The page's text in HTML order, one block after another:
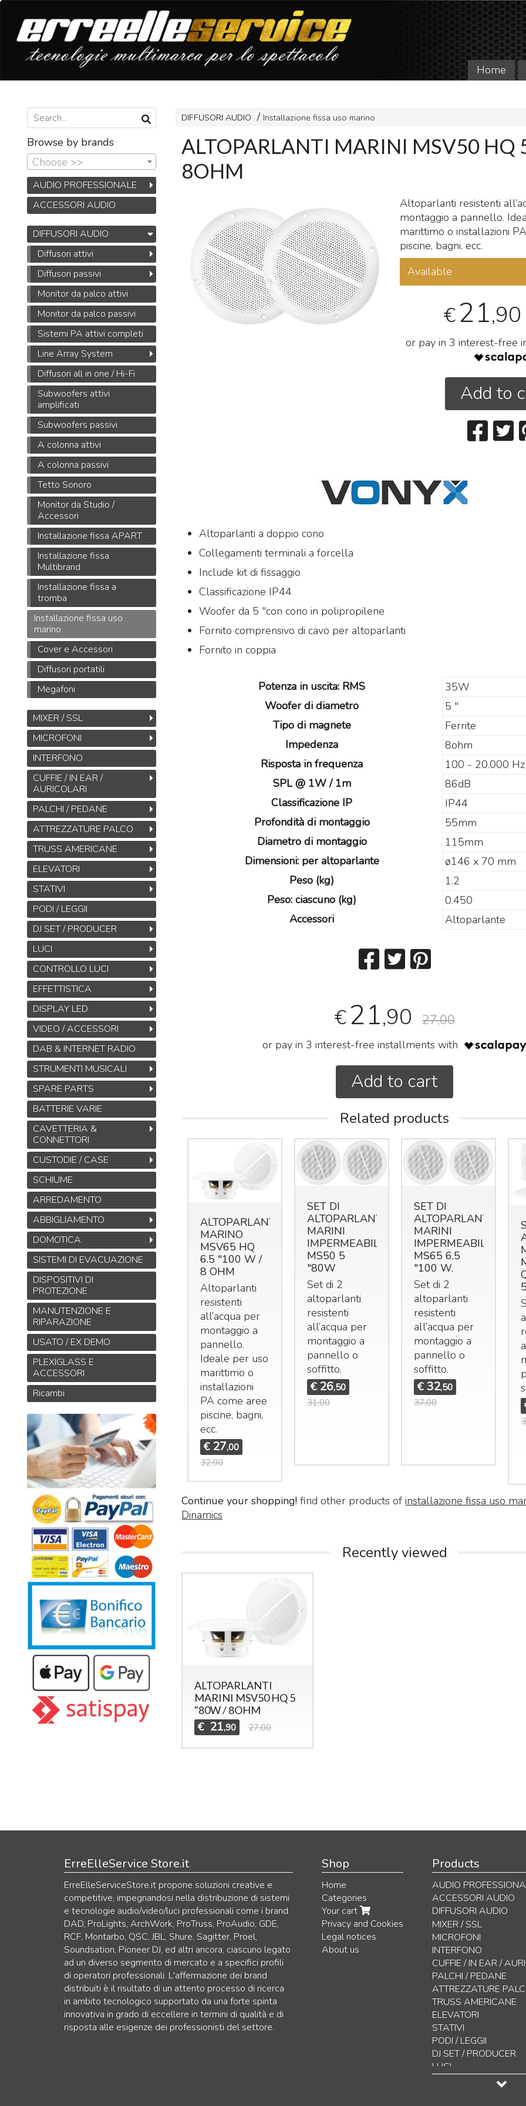
Home
DIFFUSORI AUDIO Installazione fissa uso marino
ALTOPARLANTI MARINI MSV50 HQ
8OHM
Altoparlanti resistenti
montaggio a pannello.
marittimo o installazioni
piscine, bagni, ecc.
Available
€21,90
or pay in 3 interest-free
Add to
Altoparlanti a doppio cono
Collegamenti terminali a forcella
Include kit di fissaggio
Classificazione IP44
Woofer da 5 "con cono in polipropilene
Fornito comprensivo di cavo per altoparlanti
Fornito in coppia
Potenza in uscita: RMS
35W
Woofer di diametro
5 "
Tipo di magnete
Ferrite
Impedenza
8ohm
Risposta in frequenza
100 - 20.000 Hz
SPL @ 1W / 1m
86dB
Classificazione IP
IP44
Profondità di montaggio
55mm
Diametro di montaggio
115mm
Dimensioni: per altoparlante
ø146 x 70 mm
Peso (kg)
1.2
Peso: ciascuno (kg)
0.450
Accessori
Altoparlante
€21,90 27,00
or pay in 3 interest-free installments with
Add to cart
Related products
ALTOPARLANTE
MARINO
MSV65 HQ
6.5 "100 W /
8 OHM
Altoparlanti
resistenti
all’acqua per
montaggio a
pannello.
Ideale per uso
marittimo o
installazioni
PA come aree
piscine, bagni,
ecc.
€ 27,00
32,00
SET DI
ALTOPARLANTI
MARINI
IMPERMEABILI
MS50 5
"80W
Set di 2
altoparlanti
resistenti
all’acqua per
montaggio a
pannello o
soffitto.
€ 26,50
31,00
SET DI
ALTOPARLANTI
MARINI
IMPERMEABILI
MS65 6.5
"100 W.
Set di 2
altoparlanti
resistenti
all’acqua per
montaggio a
pannello o
soffitto.
€ 32,50
37,00
Continue your shopping! find other products ofinstallazione fissa uso
Dinamics
Recently viewed
ALTOPARLANTI
MARINI MSV50 HQ 5
"80W / 8OHM
€ 21,90 27,00
Browse by brands
Choose >>
AUDIO PROFESSIONALE
ACCESSORI AUDIO
DIFFUSORI AUDIO
Diffusori attivi
Diffusori passivi
Monitor da palco attivi
Monitor da palco passivi
Sistemi PA attivi completi
Line Array System
Diffusori all in one / Hi-Fi
Subwoofers attivi
amplificati
Subwoofers passivi
A colonna attivi
A colonna passivi
Tetto Sonoro
Monitor da Studio /
Accessori
Installazione fissa APART
Installazione fissa
Multibrand
Installazione fissa a
tromba
Installazione fissa uso
marino
Cover e Accessori
Diffusori portatili
Megafoni
MIXER / SSL
MICROFONI
INTERFONO
CUFFIE / IN EAR /
AURICOLARI
PALCHI / PEDANE
ATTREZZATURE PALCO
TRUSS AMERICANE
ELEVATORI
STATIVI
PODI / LEGGII
DJ SET / PRODUCER
LUCI
CONTROLLO LUCI
EFFETTISTICA
DISPLAY LED
VIDEO / ACCESSORI
DAB & INTERNET RADIO
STRUMENTI MUSICALI
SPARE PARTS
BATTERIE VARIE
CAVETTERIA &
CONNETTORI
CUSTODIE / CASE
SCHIUME
ARREDAMENTO
ABBIGLIAMENTO
DOMOTICA
SISTEMI DI EVACUAZIONE
DISPOSITIVI DI
PROTEZIONE
MANUTENZIONE E
RIPARAZIONE
USATO / EX DEMO
PLEXIGLASS E
ACCESSORI
Ricambi
Midas DL32
Stage Box da 32
ingressi, 16 uscite con
32 preamplificatori
microfonici Midas,
interfacce
ULTRANET
€ 1.245
Set composto da:
Midas M32R Live Klark
Teknik NCAT5E-50m
Midas DL32
3.855,00 5.324,00
Set composto da:
Midas M32 Live Klark
6.925,00
ErreElleService Store.it
ErreElleServiceStore.it propone soluzioni creative e
competitive, impegnandosi nella distribuzione di sistemi
e tecnologie audio/video/luci professionali come i brand
DAD, ProLights, ArchWork, ProTruss, ProAudio, GDE,
RCF, Montarbo, QSC, JBL, Shure, Sagitter, Proel,
Soundsation, Pioneer DJ, ed altri ancora, ciascuno legato
ad un diverso segmento di mercato e a specifici profili
di operatori professionali. L'affermazione dei brand
distribuiti è il risultato di un attento processo di ricerca
in ambito tecnologico supportato da una forte spinta
innovativa in grado di eccellere in termini di qualità e di
risposta alle esigenze dei professionisti del settore.
Shop
Home
Categories
Your cart
Privacy and Cookies
Legal notices
About us
Products
AUDIO
ACCESSORI AUDIO
DIFFUSORI AUDIO
Diffusori attivi
Diffusori passivi
Monitor da palco attivi
Monitor da palco
Sistemi PA attivi
Line Array System
Diffusori all in one / Hi-Fi
Subwoofers attivi
Subwoofers passivi
A colonna attivi
A colonna passivi
Tetto Sonoro
Monitor da Studio /
Installazione fissa
MIXER / SSL
MICROFONI
INTERFONO
CUFFIE / IN EAR /
PALCHI / PEDANE
ATTREZZATURE
TRUSS AMERICANE
ELEVATORI
STATIVI
PODI / LEGGII
DJ SET / PRODUCER
LUCI
CONTROLLO LUCI